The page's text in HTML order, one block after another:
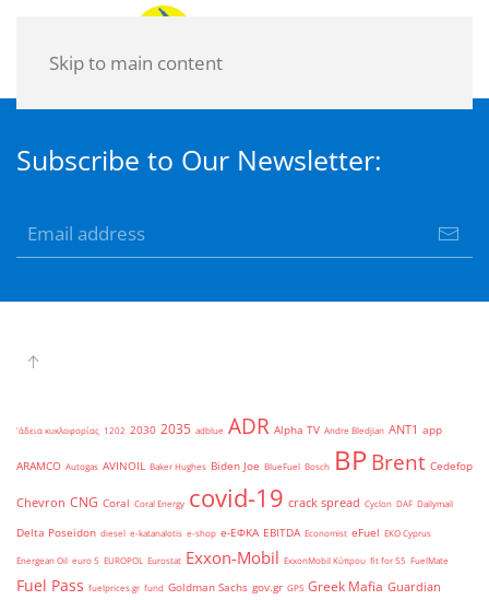
Skip to main content
Subscribe to Our Newsletter:
'άδεια κυκλοφορίας 1202 2030 2035 adblue ADR Alpha TV Andre Bledjian ANT1 app
ARAMCO Autogas AVINOIL Baker Hughes Biden Joe BlueFuel Bosch BPBrent Cedefop
Chevron CNG Coral Coral Energy covid-19 crack spread Cyclon DAF Dailymail
Delta Poseidon diesel e-katanalotis e-shop e-ΕΦΚΑ EBITDA Economist eFuel EKO Cyprus
Energean Oil euro 5 EUROPOL Eurostat Exxon-Mobil ExxonMobil Κύπρου fit for 55 FuelMate
Fuel Pass fuelprices.gr fund Goldman Sachs gov.gr GPS Greek Mafia Guardian